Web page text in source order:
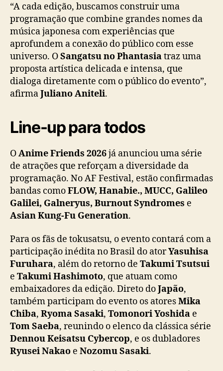
“A cada edição, buscamos construir uma
programação que combine grandes nomes da
música japonesa com experiências que
aprofundem a conexão do público com esse
universo. OSangatsu no Phantasiatraz uma
proposta artística delicada e intensa, que
dialoga diretamente com o público do evento”,
afirmaJuliano Aniteli.
Line-up para todos
OAnime Friends 2026já anunciou uma série
de atrações que reforçam a diversidade da
programação. No AF Festival, estão confirmadas
bandas comoFLOW, Hanabie., MUCC, Galileo
Galilei, Galneryus, Burnout Syndromes e
Asian Kung-Fu Generation.
Para os fãs de tokusatsu, o evento contará com a
participação inédita no Brasil do atorYasuhisa
Furuhara, além do retorno de Takumi Tsutsui
e Takumi Hashimoto, que atuam como
embaixadores da edição. Direto doJapão,
também participam do evento os atoresMika
Chiba, Ryoma Sasaki, Tomonori Yoshida e
Tom Saeba, reunindo o elenco da clássica série
Dennou Keisatsu Cybercop, e os dubladores
Ryusei Nakao e Nozomu Sasaki.